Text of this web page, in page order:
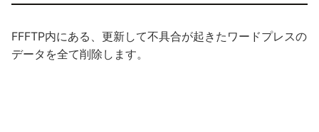
FFFTP内にある、更新して不具合が起きたワードプレスの
データを全て削除します。